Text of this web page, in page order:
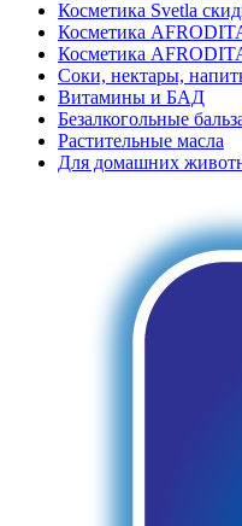
Косметика Svetla
Косметика
Косметика
Соки, нектары,
Витамины и БАД
Безалкогольные
Растительные масла
Для домашних